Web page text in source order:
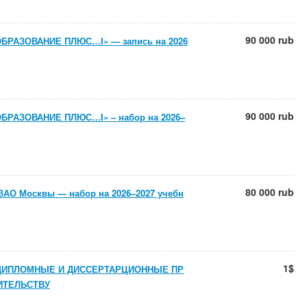
ПЛЮС…I» — запись на 2026 90 000 rub
ПЛЮС…I» – набор на 2026– 90 000 rub
Москвы — набор на 2026–2027 учебн 80 000 rub
И ДИССЕРТАРЦИОННЫЕ ПР
1$